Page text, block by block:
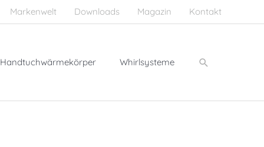
Markenwelt Downloads Magazin Kontakt
Handtuchwärmekörper Whirlsysteme Suchen